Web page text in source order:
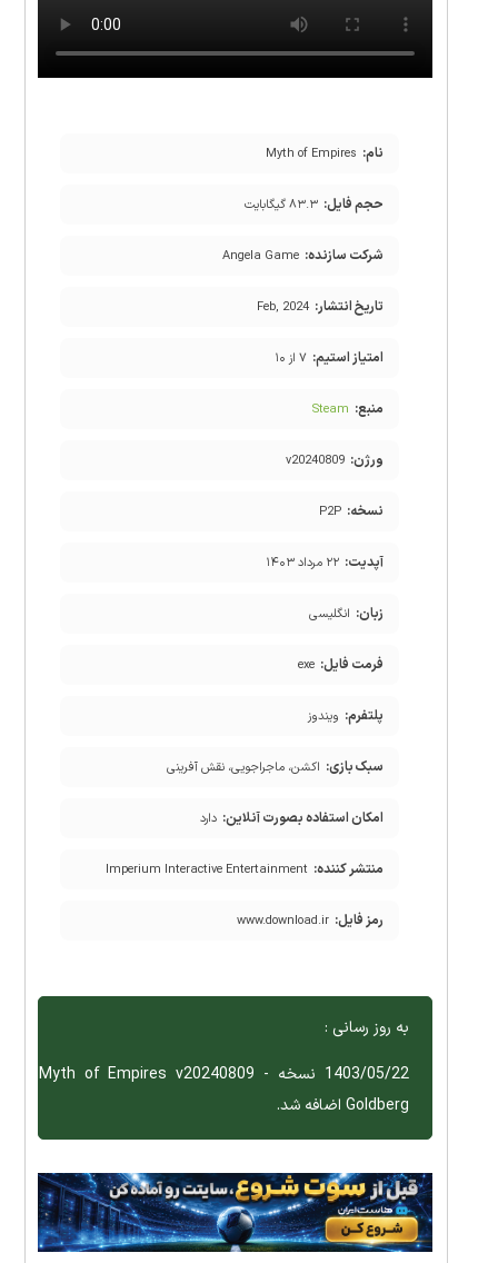
نام: Myth of Empires
حجم فایل: ۸۳.۳ گیگابایت
شرکت سازنده: Angela Game
تاریخ انتشار: Feb, 2024
امتیاز استیم: ۷ از ۱۰
منبع: Steam
ورژن: v20240809
نسخه: P2P
آپدیت: ۲۲ مرداد ۱۴۰۳
زبان: انگلیسی
فرمت فایل: exe
پلتفرم: ویندوز
سبک بازی: اکشن، ماجراجویی، نقش آفرینی
امکان استفاده بصورت آنلاین: دارد
منتشر کننده: Imperium Interactive Entertainment
رمز فایل: www.download.ir
به روز رسانی :
1403/05/22 نسخه Myth of Empires v20240809 -
Goldberg اضافه شد.